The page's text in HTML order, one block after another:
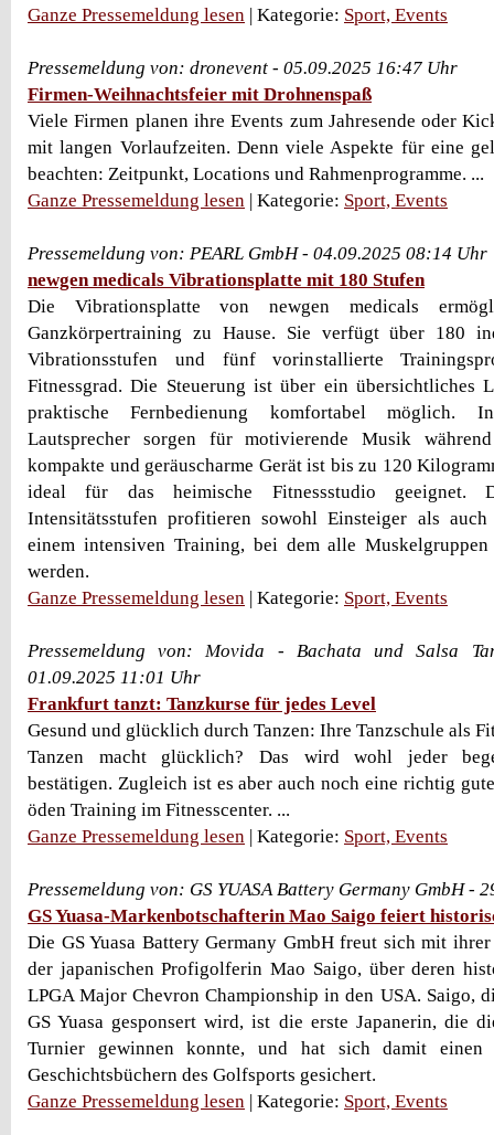
Ganze Pressemeldung lesen | Kategorie: Sport, Events
Pressemeldung von: dronevent - 05.09.2025 16:47 Uhr
Firmen-Weihnachtsfeier mit Drohnenspaß
Viele Firmen planen ihre Events zum Jahresende oder
mit langen Vorlaufzeiten. Denn viele Aspekte für eine
beachten: Zeitpunkt, Locations und Rahmenprogramme. ...
Ganze Pressemeldung lesen | Kategorie: Sport, Events
Pressemeldung von: PEARL GmbH - 04.09.2025 08:14 Uhr
newgen medicals Vibrationsplatte mit 180 Stufen
Die Vibrationsplatte von newgen medicals
Ganzkörpertraining zu Hause. Sie verfügt über 180
Vibrationsstufen und fünf vorinstallierte
Fitnessgrad. Die Steuerung ist über ein übersichtliches
praktische Fernbedienung komfortabel möglich.
Lautsprecher sorgen für motivierende Musik
kompakte und geräuscharme Gerät ist bis zu 120
ideal für das heimische Fitnessstudio geeignet.
Intensitätsstufen profitieren sowohl Einsteiger als auch
einem intensiven Training, bei dem alle
werden.
Ganze Pressemeldung lesen | Kategorie: Sport, Events
Pressemeldung von: Movida - Bachata und Salsa
01.09.2025 11:01 Uhr
Frankfurt tanzt: Tanzkurse für jedes Level
Gesund und glücklich durch Tanzen: Ihre Tanzschule als
Tanzen macht glücklich? Das wird wohl jeder
bestätigen. Zugleich ist es aber auch noch eine richtig
öden Training im Fitnesscenter. ...
Ganze Pressemeldung lesen | Kategorie: Sport, Events
Pressemeldung von: GS YUASA Battery Germany GmbH -
GS Yuasa-Markenbotschafterin Mao Saigo feiert
Die GS Yuasa Battery Germany GmbH freut sich mit
der japanischen Profigolferin Mao Saigo, über deren
LPGA Major Chevron Championship in den USA. Saigo,
GS Yuasa gesponsert wird, ist die erste Japanerin, die
Turnier gewinnen konnte, und hat sich damit
Geschichtsbüchern des Golfsports gesichert.
Ganze Pressemeldung lesen | Kategorie: Sport, Events